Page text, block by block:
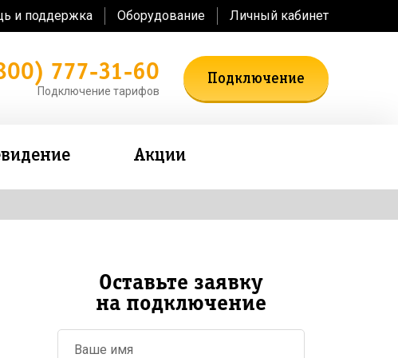
и поддержка Оборудование Личный кабинет
777-31-60
Подключение тарифов
Подключение
Акции
Оставьте заявку
на подключение